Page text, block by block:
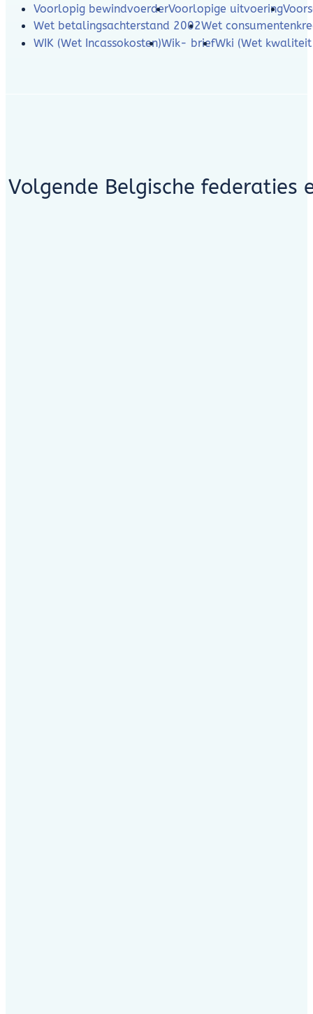
Voorlopig bewindvoerderVoorlopige uitvoering
Wet betalingsachterstand 2002Wet
WIK (Wet Incassokosten)Wik- briefWki (Wet kwaliteit
Volgende Belgische federaties